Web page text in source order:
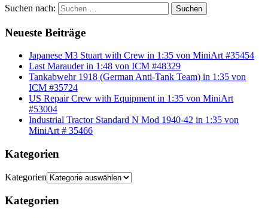
Suchen nach: Suchen
Neueste Beiträge
Japanese M3 Stuart with Crew in 1:35 von MiniArt #35454
Last Marauder in 1:48 von ICM #48329
Tankabwehr 1918 (German Anti-Tank Team) in 1:35 von
ICM #35724
US Repair Crew with Equipment in 1:35 von MiniArt
#53004
Industrial Tractor Standard N Mod 1940-42 in 1:35 von
MiniArt # 35466
Kategorien
Kategorien
Kategorien